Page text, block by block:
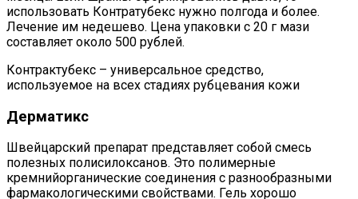
использовать Контратубекс нужно полгода и более.
Лечение им недешево. Цена упаковки с 20 г мази
составляет около 500 рублей.
Контрактубекс – универсальное средство,
используемое на всех стадиях рубцевания кожи
Дерматикс
Швейцарский препарат представляет собой смесь
полезных полисилоксанов. Это полимерные
кремнийорганические соединения с разнообразными
фармакологическими свойствами. Гель хорошо